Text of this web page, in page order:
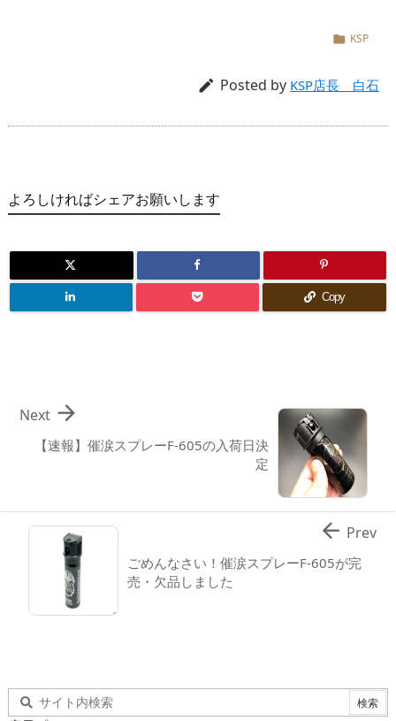
 KSP
 Posted by KSP店長 白石
よろしければシェアお願いします
Copy
【速報】催涙スプレーF-605の入荷日決
定

Next
ごめんなさい！催涙スプレーF-605が完
売・欠品しました
 Prev